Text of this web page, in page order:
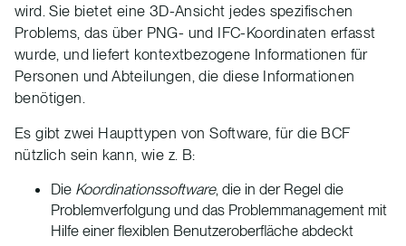
wird. Sie bietet eine 3D-Ansicht jedes spezifischen
Problems, das über PNG- und IFC-Koordinaten erfasst
wurde, und liefert kontextbezogene Informationen für
Personen und Abteilungen, die diese Informationen
benötigen.
Es gibt zwei Haupttypen von Software, für die BCF
nützlich sein kann, wie z. B:
Die Koordinationssoftware, die in der Regel die
Problemverfolgung und das Problemmanagement mit
Hilfe einer flexiblen Benutzeroberfläche abdeckt